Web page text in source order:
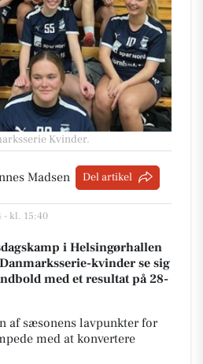
Kvinder.
Madsen Del artikel
- kl. 15:40
i Helsingørhallen
kvinder se sig
med et resultat på 28-
af sæsonens lavpunkter for
med at konvertere